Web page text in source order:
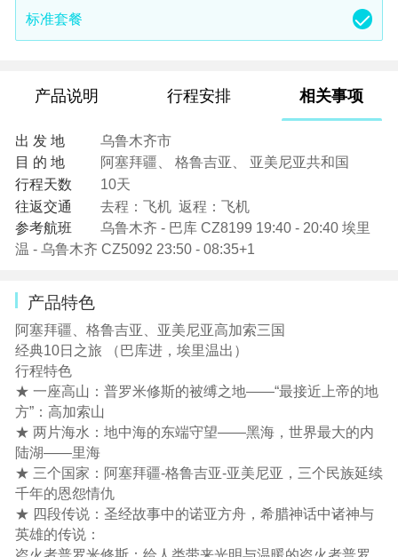
标准套餐
产品说明 行程安排 相关事项
出 发 地
乌鲁木齐市
目 的 地
阿塞拜疆、 格鲁吉亚、 亚美尼亚共和国
行程天数
10天
往返交通
去程：飞机 返程：飞机
参考航班
乌鲁木齐 - 巴库 CZ8199 19:40 - 20:40 埃里
温 - 乌鲁木齐 CZ5092 23:50 - 08:35+1
产品特色
阿塞拜疆、格鲁吉亚、亚美尼亚高加索三国
经典10日之旅 （巴库进，埃里温出）
行程特色
★ 一座高山：普罗米修斯的被缚之地——“最接近上帝的地
方”：高加索山
★ 两片海水：地中海的东端守望——黑海，世界最大的内
陆湖——里海
★ 三个国家：阿塞拜疆-格鲁吉亚-亚美尼亚，三个民族延续
千年的恩怨情仇
★ 四段传说：圣经故事中的诺亚方舟，希腊神话中诸神与
英雄的传说：